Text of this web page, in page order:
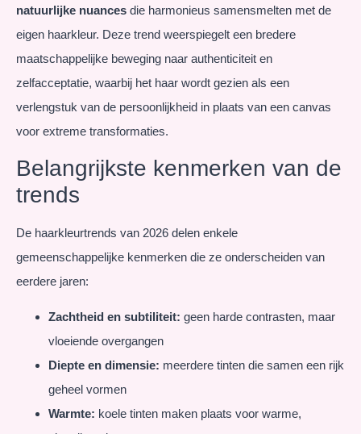
natuurlijke nuances die harmonieus samensmelten met de
eigen haarkleur. Deze trend weerspiegelt een bredere
maatschappelijke beweging naar authenticiteit en
zelfacceptatie, waarbij het haar wordt gezien als een
verlengstuk van de persoonlijkheid in plaats van een canvas
voor extreme transformaties.
Belangrijkste kenmerken van de
trends
De haarkleurtrends van 2026 delen enkele
gemeenschappelijke kenmerken die ze onderscheiden van
eerdere jaren:
Zachtheid en subtiliteit: geen harde contrasten, maar
vloeiende overgangen
Diepte en dimensie: meerdere tinten die samen een rijk
geheel vormen
Warmte: koele tinten maken plaats voor warme,